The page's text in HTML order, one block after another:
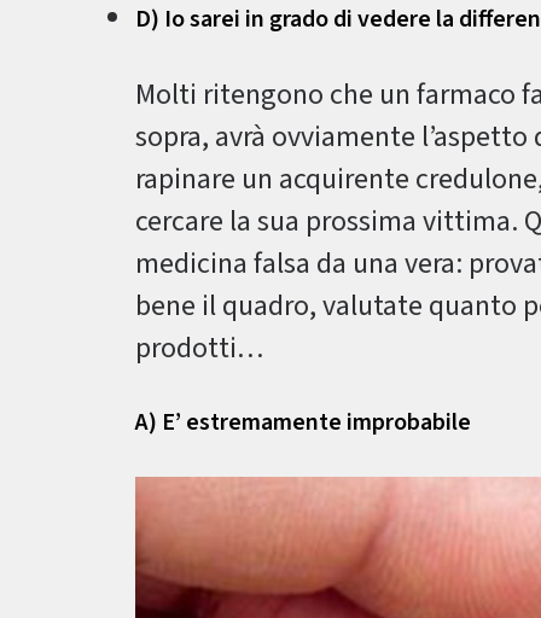
D) Io sarei in grado di vedere la
Molti ritengono che un farmaco
sopra, avrà ovviamente
rapinare un acquirente
cercare la sua prossima vittima.
medicina falsa da una vera:
bene il quadro, valutate quanto
prodotti…
A) E’ estremamente improbabile